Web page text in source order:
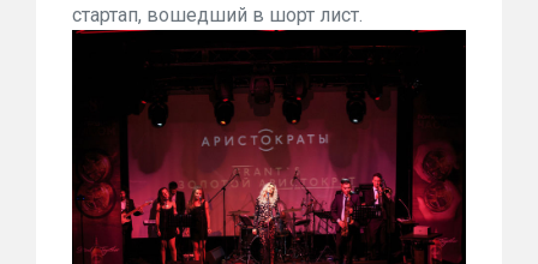
стартап, вошедший в шорт лист.